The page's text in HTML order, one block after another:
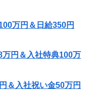
万円＆日給350円
円＆入社特典100万
＆入社祝い金50万円